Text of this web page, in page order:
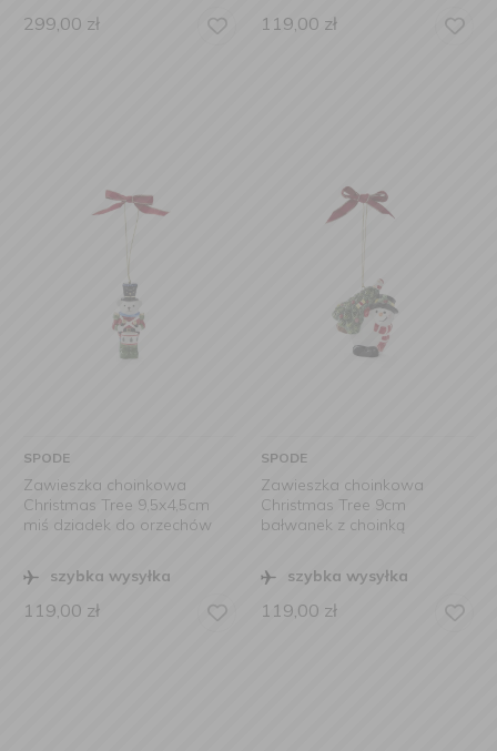
299,00 zł 119,00 zł
SPODE
Zawieszka choinkowa
Christmas Tree 9,5x4,5cm
miś dziadek do orzechów
szybka wysyłka
119,00 zł
SPODE
Zawieszka choinkowa
Christmas Tree 9cm
bałwanek z choinką
szybka wysyłka
119,00 zł